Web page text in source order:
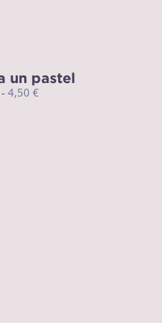
un pastel
- 4,50 €Rango